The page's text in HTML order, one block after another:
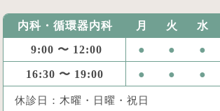
内科・循環器内科 月 火 水
9:00 〜 12:00 ● ● ●
16:30 〜 19:00 ● ● ●
休診日：木曜・日曜・祝日